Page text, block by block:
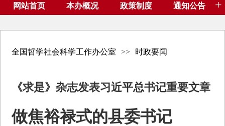
网站首页 本办概况 政策制度 通知公告 +
全国哲学社会科学工作办公室 >> 时政要闻
《求是》杂志发表习近平总书记重要文章
做焦裕禄式的县委书记